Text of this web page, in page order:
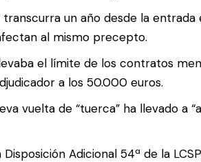
un año desde la entrada
al mismo precepto.
el límite de los contratos
a los 50.000 euros.
vuelta de “tuerca” ha llevado
Adicional 54ª de la